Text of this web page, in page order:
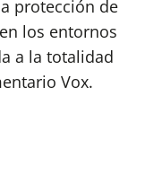
protección de
los entornos
a la totalidad
Vox.